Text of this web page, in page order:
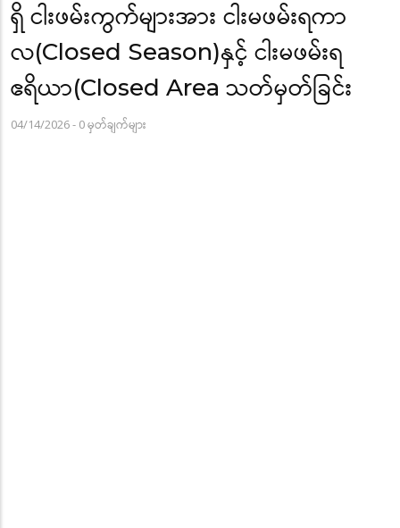
ရှိ ငါးဖမ်းကွက်များအား ငါးမဖမ်းရကာ
လ(Closed Season)နှင့် ငါးမဖမ်းရ
ဧရိယာ(Closed Area သတ်မှတ်ခြင်း
04/14/2026- 0 မှတ်ချက်များ